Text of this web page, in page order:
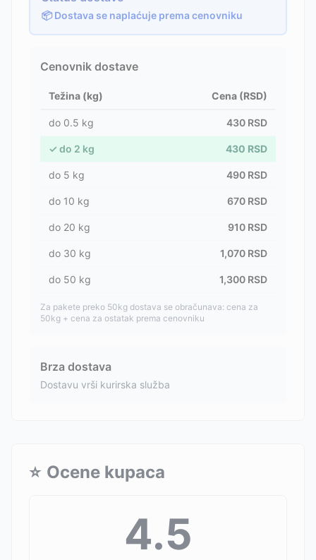
📦 Dostava se naplaćuje prema cenovniku
Cenovnik dostave
Težina (kg) Cena (RSD)
do 0.5 kg 430 RSD
✓ do 2 kg 430 RSD
do 5 kg 490 RSD
do 10 kg 670 RSD
do 20 kg 910 RSD
do 30 kg 1,070 RSD
do 50 kg 1,300 RSD
Za pakete preko 50kg dostava se obračunava: cena za
50kg + cena za ostatak prema cenovniku
Brza dostava
Dostavu vrši kurirska služba
⭐ Ocene kupaca
4.5